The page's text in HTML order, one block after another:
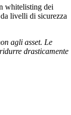
whitelisting dei
livelli di sicurezza
agli asset. Le
drasticamente